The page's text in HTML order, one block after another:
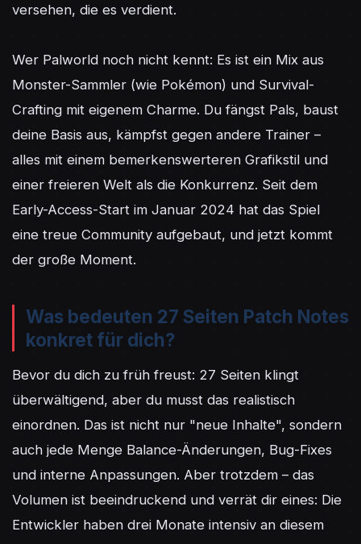
versehen, die es verdient.
Wer Palworld noch nicht kennt: Es ist ein Mix aus
Monster-Sammler (wie Pokémon) und Survival-
Crafting mit eigenem Charme. Du fängst Pals, baust
deine Basis aus, kämpfst gegen andere Trainer –
alles mit einem bemerkenswerteren Grafikstil und
einer freieren Welt als die Konkurrenz. Seit dem
Early-Access-Start im Januar 2024 hat das Spiel
eine treue Community aufgebaut, und jetzt kommt
der große Moment.
Was bedeuten 27 Seiten Patch Notes
konkret für dich?
Bevor du dich zu früh freust: 27 Seiten klingt
überwältigend, aber du musst das realistisch
einordnen. Das ist nicht nur "neue Inhalte", sondern
auch jede Menge Balance-Änderungen, Bug-Fixes
und interne Anpassungen. Aber trotzdem – das
Volumen ist beeindruckend und verrät dir eines: Die
Entwickler haben drei Monate intensiv an diesem